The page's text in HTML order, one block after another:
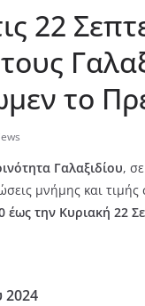
22
το
Γαλαξιδίου,
μνήμης και
την Κυριακή 22
2024